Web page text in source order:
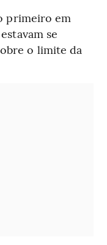
primeiro em
se
o limite da